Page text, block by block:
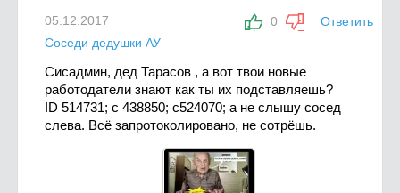
0 Ответить
05.12.2017
Соседи дедушки АУ
Сисадмин, дед Тарасов , а вот твои новые
работодатели знают как ты их подставляешь?
ID 514731; c 438850; c524070; а не слышу сосед
слева. Всё запротоколировано, не сотрёшь.